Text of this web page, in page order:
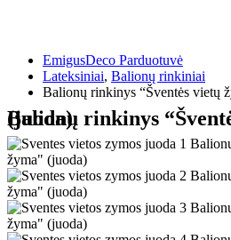
EmigusDeco Parduotuvė
Lateksiniai, Balionų rinkiniai
Balionų rinkinys “Šventės vietų
Balionų rinkinys “Šventės vietų žyma” (juoda)